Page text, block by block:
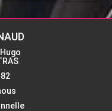
la-Sorgue
et 14h-18h